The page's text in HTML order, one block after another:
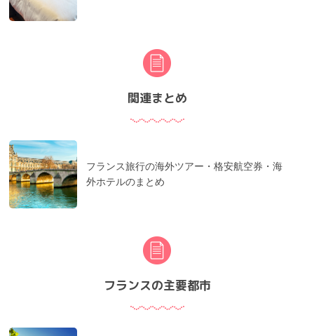
関連まとめ
フランス旅行の海外ツアー・格安航空券・海
外ホテルのまとめ
フランスの主要都市